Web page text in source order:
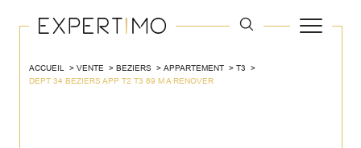
ACCUEIL VENTE BEZIERS APPARTEMENT
T3
DEPT 34 BEZIERS APP T2 T3 69 M A RENOVER